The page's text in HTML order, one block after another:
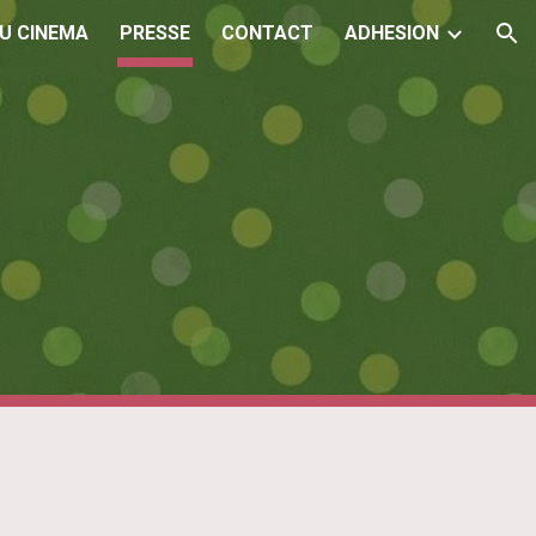
CINEMA PRESSE CONTACT ADHESION